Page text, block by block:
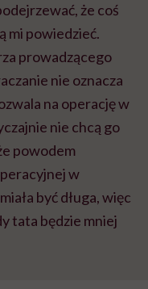
że coś
mi powiedzieć.
prowadzącego
nie oznacza
na operację w
nie chcą go
powodem
w
być długa, więc
tata będzie mniej